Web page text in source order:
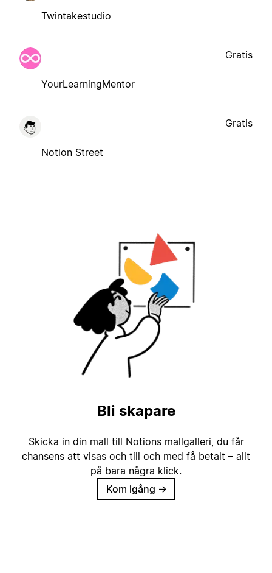
Twintakestudio
YourLearningMentor
Gratis
Notion Street
Gratis
Bli skapare
Skicka in din mall till Notions mallgalleri, du får
chansens att visas och till och med få betalt – allt
på bara några klick.
Kom igång →